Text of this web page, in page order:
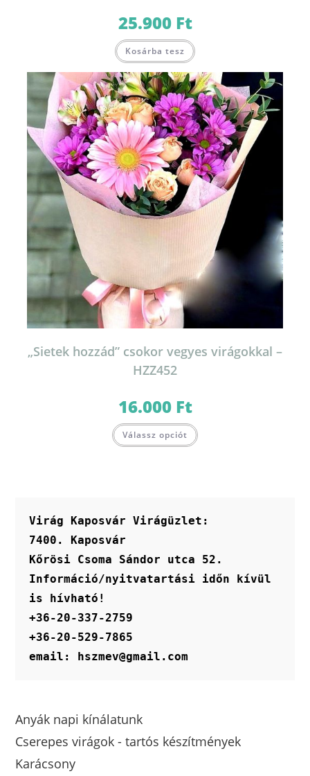
25.900 Ft
Kosárba tesz
„Sietek hozzád” csokor vegyes virágokkal –
HZZ452
16.000 Ft
Válassz opciót
Virág Kaposvár Virágüzlet:
7400. Kaposvár
Kőrösi Csoma Sándor utca 52.
Információ/nyitvatartási időn kívül
is hívható!
+36-20-337-2759
+36-20-529-7865
email: hszmev@gmail.com
Anyák napi kínálatunk
Cserepes virágok - tartós készítmények
Karácsony